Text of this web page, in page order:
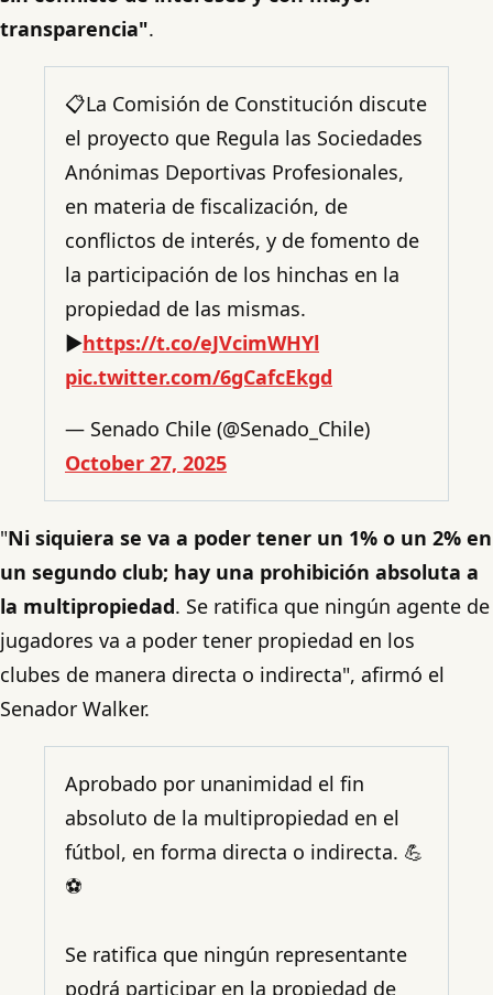
transparencia".
📋La Comisión de Constitución discute
el proyecto que Regula las Sociedades
Anónimas Deportivas Profesionales,
en materia de fiscalización, de
conflictos de interés, y de fomento de
la participación de los hinchas en la
propiedad de las mismas.
▶️https://t.co/eJVcimWHYl
pic.twitter.com/6gCafcEkgd
— Senado Chile (@Senado_Chile)
October 27, 2025
"Ni siquiera se va a poder tener un 1% o un 2% en
un segundo club; hay una prohibición absoluta a
la multipropiedad. Se ratifica que ningún agente de
jugadores va a poder tener propiedad en los
clubes de manera directa o indirecta", afirmó el
Senador Walker.
Aprobado por unanimidad el fin
absoluto de la multipropiedad en el
fútbol, en forma directa o indirecta. 💪
⚽️
Se ratifica que ningún representante
podrá participar en la propiedad de